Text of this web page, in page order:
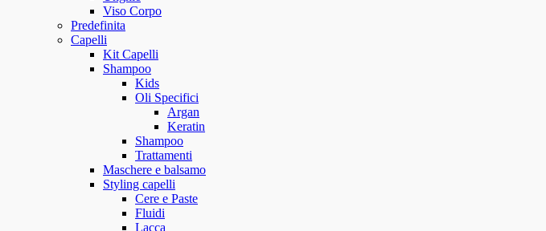
Viso Corpo
Predefinita
Capelli
Kit Capelli
Shampoo
Kids
Oli Specifici
Argan
Keratin
Shampoo
Trattamenti
Maschere e balsamo
Styling capelli
Cere e Paste
Fluidi
Lacca